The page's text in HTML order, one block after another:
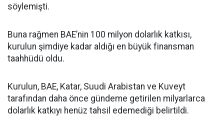
söylemişti.
Buna rağmen BAE’nin 100 milyon dolarlık katkısı,
kurulun şimdiye kadar aldığı en büyük finansman
taahhüdü oldu.
Kurulun, BAE, Katar, Suudi Arabistan ve Kuveyt
tarafından daha önce gündeme getirilen milyarlarca
dolarlık katkıyı henüz tahsil edemediği belirtildi.